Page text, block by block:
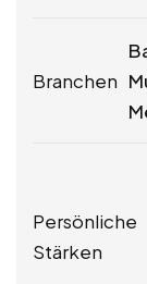
Branchen
Persönliche
Stärken